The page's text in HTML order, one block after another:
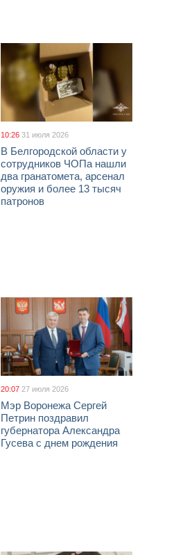
10:26 31 июля 2026
В Белгородской области у
сотрудников ЧОПа нашли
два гранатомета, арсенал
оружия и более 13 тысяч
патронов
20:07 27 июля 2026
Мэр Воронежа Сергей
Петрин поздравил
губернатора Александра
Гусева с днем рождения